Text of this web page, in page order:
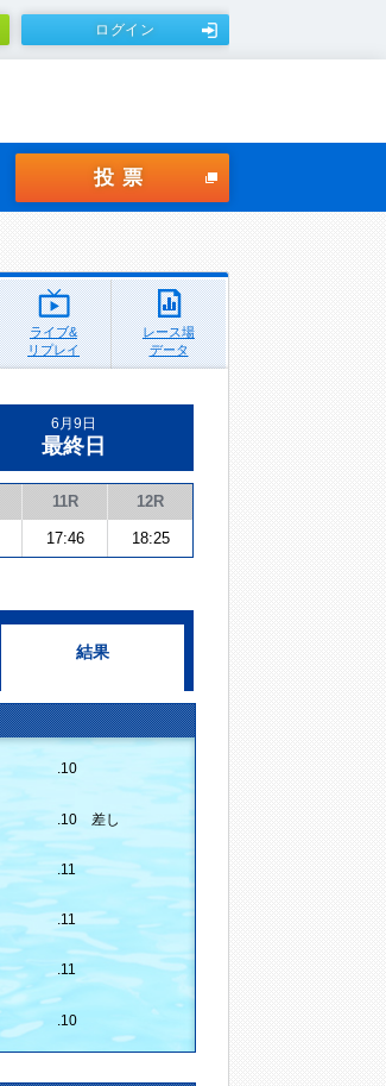
ログイン
投票
ライブ&
リプレイ
レース場
データ
6月9日
最終日
11R 12R
17:46 18:25
結果
.10
.10 差し
.11
.11
.11
.10